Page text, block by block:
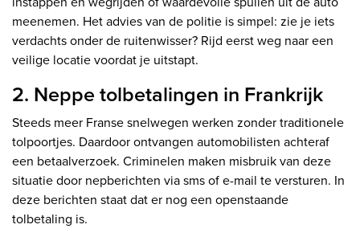
meenemen. Het advies van de politie is simpel: zie je iets
verdachts onder de ruitenwisser? Rijd eerst weg naar een
veilige locatie voordat je uitstapt.
2. Neppe tolbetalingen in Frankrijk
Steeds meer Franse snelwegen werken zonder traditionele
tolpoortjes. Daardoor ontvangen automobilisten achteraf
een betaalverzoek. Criminelen maken misbruik van deze
situatie door nepberichten via sms of e-mail te versturen. In
deze berichten staat dat er nog een openstaande
tolbetaling is.